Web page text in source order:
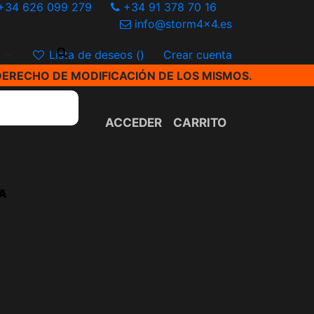
626 099 279
+34 91 378 70 16
info@storm4x4.es
Lista de deseos ()
Crear cuenta
DE MODIFICACIÓN DE LOS MISMOS.
ACCEDER CARRITO